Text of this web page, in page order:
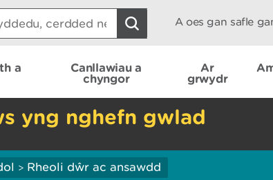
A oes gan safle
a
Canllawiau a
chyngor
Ar
grwydr
yng nghefn gwlad
> Rheoli dŵr ac ansawdd